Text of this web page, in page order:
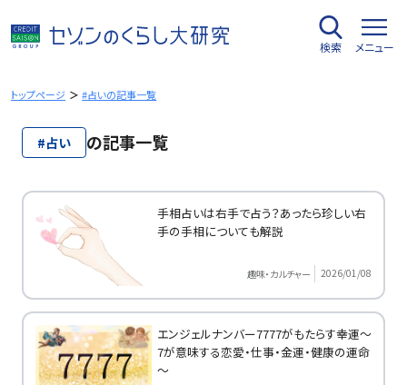
容
を
キ
検索 メニュー
トップページ #占いの記事一覧
#占い の記事一覧
手相占いは右手で占う？あったら珍しい右
手の手相についても解説
趣味・カルチャー 2026/01/08
エンジェルナンバー7777がもたらす幸運～
7が意味する恋愛・仕事・金運・健康の運命
～